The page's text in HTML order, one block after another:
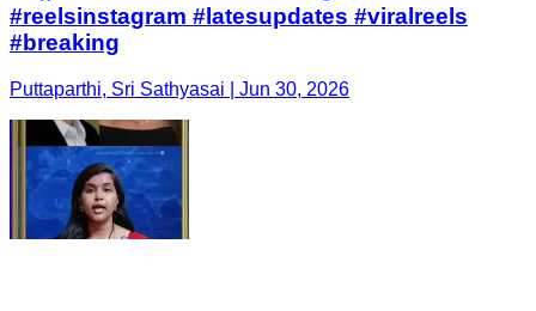
#reelsinstagram #latesupdates #viralreels
#breaking
Puttaparthi, Sri Sathyasai | Jun 30, 2026